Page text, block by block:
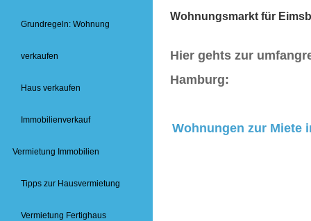
Grundregeln: Wohnung
verkaufen
Haus verkaufen
Immobilienverkauf
Vermietung Immobilien
Tipps zur Hausvermietung
Vermietung Fertighaus
Wohnungsmarkt für
Hier gehts zur
Hamburg:
Wohnungen zur Miete